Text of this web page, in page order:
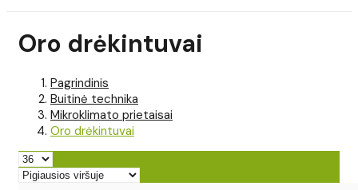
Oro drėkintuvai
Pagrindinis
Buitinė technika
Mikroklimato prietaisai
Oro drėkintuvai